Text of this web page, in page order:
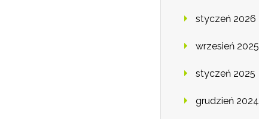
styczeń 2026
wrzesień 2025
styczeń 2025
grudzień 2024